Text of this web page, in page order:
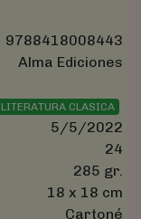
9788418008443
Alma Ediciones
LITERATURA CLASICA
5/5/2022
24
285 gr.
18 x 18 cm
Cartoné